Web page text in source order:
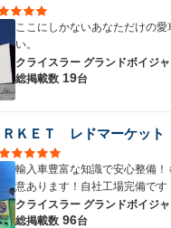
ここにしかないあなただけの愛
い。
クライスラー グランドボイジ
総掲載数 19台
ＫＥＴ レドマーケット
輸入車豊富な知識で安心整備！
意あります！自社工場完備です
クライスラー グランドボイジ
総掲載数 96台